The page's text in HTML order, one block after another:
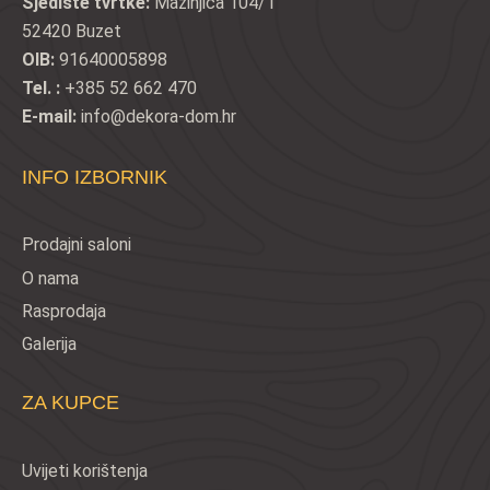
52420 Buzet
OIB: 91640005898
Tel. : +385 52 662 470
E-mail: info@dekora-dom.hr
INFO IZBORNIK
Prodajni saloni
O nama
Rasprodaja
Galerija
ZA KUPCE
Uvijeti korištenja